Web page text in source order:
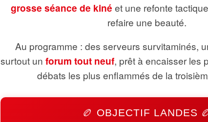
grosse séance de kiné et une refonte
refaire une beauté.
Au programme : des serveurs survitaminés,
surtout un forum tout neuf, prêt à encaisser les
débats les plus enflammés de la
🏉 OBJECTIF LANDES